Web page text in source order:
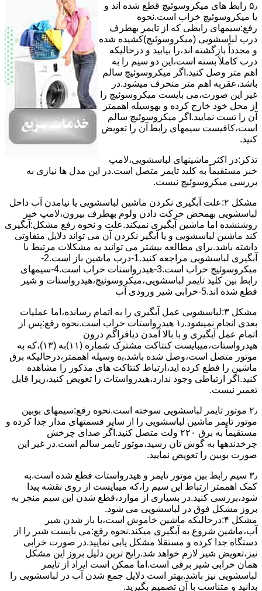
۵٫ رابط های ﻣﯿﮑﺮوﺳﻮﺋﯿﭻ ﻗﻄﻊ شده اند و
ﯾﺎ ﻣﯿﮑﺮوﺳﻮﺋﯿﭻ ﺧﺮاب اﺳﺖ.نحوه
رفع:سیمهای راﺑﻄﯽ ﮐﻪ از ﺗﺎﯾﻤﺮ بهطرف
درب لباسشویی (ﻣﯿﮑﺮوﺳﻮﺋﯿﭻ)کشیده شده
و مجدداً بازگشته اند،را ﺑﯿﺎﺑﯿﺪ و درحالیکه
درب کاملاً ﺑﺴﺘﻪ اﺳﺖ،اﯾﻦ دو ﺳﯿﻢ را ﺑﻪ
اﻫﻢ ﻣﺘﺮ وصل کنید.اﮔﺮ ﻣﯿﮑﺮوﺳﻮﺋﯿﭻ ﺳﺎﻟﻢ
ﺑﺎﺷﺪ،ﻋﻘﺮﺑﻪ اهم متر ﻣﻨﺤﺮف میشود.در
ﻏﯿﺮ اﯾﻦ ﺻﻮرت،می بایست ﻣﯿﮑﺮوﺳﻮﺋﯿﭻ را
از ﻣﺤﻞ خود ﺧﺎرج کرده و بهوسیله اهممتر
آن را ﺗﺴﺖ ﻧﻤﺎﯾﯿﺪ.اﮔﺮ ﻣﯿﮑﺮوﺳﻮﺋﯿﭻ ﺳﺎﻟﻢ
اﺳﺖ،ﮐﺎﻓﯿﺴﺖ سیمهای راﺑﻄ آن را ﺗﻌﻮﯾﺾ
کنید.
ﺗﺬﮐﺮ:در اﮐﺜﺮ ماشینهای لباسشویی،ﻻﻣﭗ
ﺧﺒﺮ مستقیماً ﺑﻪ ﮐﻠﯿﺪ ﺗﺎﯾﻤﺮ ﻣﺘﺼﻞ اﺳﺖ.در اﯾﻦ مدل ها ﻧﯿﺎزی ﺑﻪ
بررسی ﻣﯿﮑﺮوﺳﻮﺋﯿﭻ نیست.
مشکل ۲:علت آبگیری نکردن ماشین لباسشویی یا نیامدن آب داخل
لباسشویی بهمحض ﺣﺮﮐﺖ دادن وﻟﻮم بهطرف ﺑﯿﺮون،ﻻﻣﭗ ﺧﺒﺮ
روشنشده اﻣﺎ ﻣﺎﺷﯿﻦ آﺑﮕﯿﺮی نمیکند.ﻋﻠﺖ و نحوه رﻓﻊ مشکل:آبگیری
کند ماشین لباسشویی و یا آبگیر نکردن آن می تواند دلایل متفاوتی
داشته باشد.برای مطالعه بیشتر می توانید به مشکلات مرتبط با
آبگیری لباسشویی مراجعه کنید.1-درب ﻣﺎﺷﯿﻦ ﺑﺎز اﺳﺖ.2-
ﻣﯿﮑﺮوﺳﻮﺋﯿﭻ ﺧﺮاب اﺳﺖ.3-ﻫﯿﺪرواﺳﺘﺎت ﺧﺮاب اﺳﺖ.4-سیمهای
راﺑﻂ ﺑﯿﻦ ﮐﻠﯿﺪ ﺗﺎﯾﻤﺮ لباسشویی،ﻣﯿﮑﺮوﺳﻮﺋﯿﭻ،ﻫﯿﺪرواﺳﺘﺎت و ﺷﯿﺮ
ﻗﻄﻊ ﺷﺪه اند.5-خرابی شیر ورودی آب
مشکل ۳:لباسشویی ﻋﻤﻞ آﺑﮕﯿﺮی را ﺑﻪ اﺗﻤﺎم رﺳﺎﻧﺪه،اﻣﺎ ﻋﻤﻠﯿﺎت
ﺑﻌﺪی اﻧﺠﺎم نمیشود.۱٫ ﻫﯿﺪرواﺳﺘﺎت ﺧﺮاب اﺳﺖ.نحوه رﻓﻊ:ﭘﺲ از
اﺗﻤﺎم عمل آﺑﮕﯿﺮی و ﺑﺎ ﺑﺎﻻ آﻣﺪن دﯾﺎﻓﺮاﮔﻢ درون
ﻫﯿﺪرواﺳﺘﺎت،میبایست ﮐﻨﺘﺎﮐﺖ ﻣﺸﺘﺮک شماره (۱۱)به (۱۳)،ﮐﻪ ﺑﻪ
ﻣﻮﺗﻮر ﻣﺘﺼﻞ اﺳﺖ،وﺻﻞ ﺷﺪه ﺑﺎﺷﺪ.ﺑه وسیله اهممتر،درحالیکه ﺑﺮق
ﻣﺎﺷﯿﻦ را ﻗﻄﻊ کرده اید،ارﺗﺒﺎط ﮐﻨﺘﺎﮐﺖ ﻫﺎی ﻣﺬﮐﻮر را ﻣﺸﺎﻫﺪه
کنید.اﮔﺮ ارﺗﺒﺎطی وجود ندارد،ﻫﯿﺪرواﺳﺘﺎت را ﺗﻌﻮﯾﺾ ﮐﻨﯿﺪ،زﯾﺮا قابل
ﺗﻌﻤﯿﺮ نیست.
۲٫ ﻣﻮﺗﻮر ﺗﺎﯾﻤﺮ لباسشویی ﺳﻮﺧﺘﻪ اﺳﺖ.نحوه رﻓﻊ:سیمهای ﺑﻮﺑﯿﻦ
ﻣﻮﺗﻮر ﺗﺎﯾﻤﺮ ماشین لباسشویی را از ﺳﺎﯾﺮ قسمتهای ﻣﺪار ﺟﺪا کرده و
مستقیماً ﺑﻪ برق ۲۲۰ وﻟﺖ ﻣﺘﺼﻞ کنید.اﮔﺮ ﺻﺪای ﭼﺮﺧﺶ
چرخدندهها به گوش تان رﺳﯿﺪ،ﻣﻮﺗﻮر ﺗﺎﯾﻤﺮ ﺳﺎﻟﻢ اﺳﺖ.در ﻏﯿﺮ اﯾﻦ
ﺻﻮرت ﺑﻮﺑﯿﻦ را ﺗﻌﻮﯾﺾ ﻧﻤﺎﯾﯿﺪ.
۳٫ ﺳﯿﻢ راﺑﻂ ﺑﯿﻦ ﻣﻮﺗﻮر ﺗﺎﯾﻤﺮ و ﻫﯿﺪرواﺳﺘﺎت ﻗﻄﻊ ﺷﺪه اﺳﺖ.به
کمک اهممتر ارﺗﺒﺎط اﯾﻦ ﺳﯿﻢ را،ﮐﻪ میبایست از روی ﻧﻘﺸﻪ ﭘﯿﺪا
ﺷﻮد،بررسی ﮐﻨﯿﺪ.در ﺑﺴﯿﺎری از موارد،ﻗﻄﻊ ﺷﺪن اﯾﻦ ﺳﯿﻢ ﻣﻨﺠﺮ ﺑﻪ
ﺑﺮوز مشکل ﻓﻮق در لباسشویی می شود.
مشکل ۴:درحالیکه ﻣﺎﺷﯿﻦ ﺧﺎﻣﻮش اﺳﺖ،ﺑﺎ ﺑﺎز ﺷﺪن ﺷﯿﺮ
آب،ﻣﺎﺷﯿﻦ ﺷﺮوع ﺑﻪ آﺑﮕﯿﺮی میکند.نحوه رﻓﻊ:می بایست ﺷﯿﺮ را از
دستگاه جدا کرده و مستقلا مشکل یابی نمایید.در صورت خرابی
نیز،تعویض شیر لازم خواهد شد.رایج ترین دلیل بروز این مشکل
همان خرابی شیر برقی است.اما ممکن است ایراد از تایمر
لباسشویی نیز باشد.بهتر است دلایل جمع شدن آب در لباسشویی را
بدانید و متناسب با آن تصمیم بگیرید.